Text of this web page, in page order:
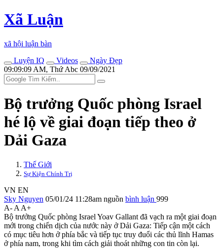
Xã Luận
xã hội luận bàn
Luyện IQ
Videos
Ngày Đẹp
09:09:09 AM, Thứ Abc 09/09/2021
Bộ trưởng Quốc phòng Israel
hé lộ về giai đoạn tiếp theo ở
Dải Gaza
Thế Giới
Sự Kiện Chính Trị
VN EN
Sky Nguyen 05/01/24 11:28am nguồn bình luận 999
A- A A+
Bộ trưởng Quốc phòng Israel Yoav Gallant đã vạch ra một giai đoạn
mới trong chiến dịch của nước này ở Dải Gaza: Tiếp cận một cách
có mục tiêu hơn ở phía bắc và tiếp tục truy đuổi các thủ lĩnh Hamas
ở phía nam, trong khi tìm cách giải thoát những con tin còn lại.